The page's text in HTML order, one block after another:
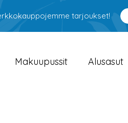
tarjoukset!
Makuupussit Alusasut